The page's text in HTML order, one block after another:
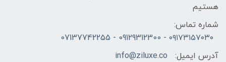
هستیم
شماره تماس:
۰۹۱۷۳۱۵۷۰۳۰ - 09129312300 - 07137742255
آدرس ایمیل:
info@ziluxe.co